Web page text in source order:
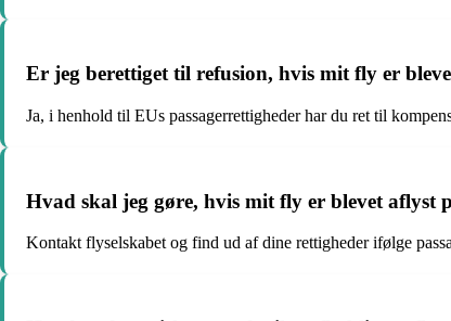
Er jeg berettiget til refusion, hvis mit fly er
Ja, i henhold til EUs passagerrettigheder har du ret til
Hvad skal jeg gøre, hvis mit fly er blevet aflyst
Kontakt flyselskabet og find ud af dine rettigheder ifølge